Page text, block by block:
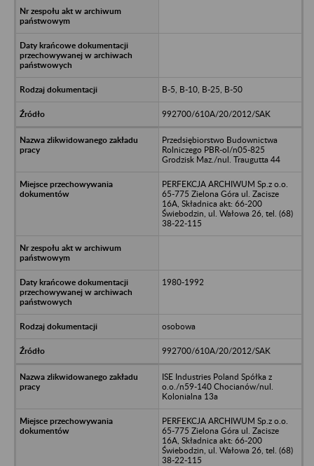
B-5, B-10, B-25, B-50
992700/610A/20/2012/SAK
Przedsiębiorstwo Budownictwa
Rolniczego PBR-ol/n05-825
Grodzisk Maz./nul. Traugutta 44
PERFEKCJA ARCHIWUM Sp.z o.o.
65-775 Zielona Góra ul. Zacisze
16A, Składnica akt: 66-200
Świebodzin, ul. Wałowa 26, tel. (68)
38-22-115
1980-1992
osobowa
992700/610A/20/2012/SAK
ISE Industries Poland Spółka z
o.o./n59-140 Chocianów/nul.
Kolonialna 13a
PERFEKCJA ARCHIWUM Sp.z o.o.
65-775 Zielona Góra ul. Zacisze
16A, Składnica akt: 66-200
Świebodzin, ul. Wałowa 26, tel. (68)
38-22-115